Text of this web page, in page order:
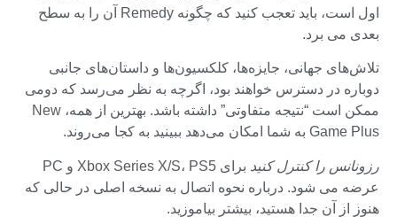
اول است، باید تعجب کنید که چگونه Remedy آن را به سطح
بعدی می برد.
تلاش‌های جهانی، جایزه‌ها، کلکسیون‌ها و داستان‌های جانبی
دوباره در دسترس خواهند بود، اگرچه به نظر می‌رسد که دومی
ممکن است “نتیجه متفاوتی” داشته باشد. بهترین از همه، New
Game Plus به شما امکان می‌دهد ببینید به کجا می‌روند.
رزونانس را کنترل کنید
برای Xbox Series X/S، PS5 و PC
عرضه می شود. درباره نحوه اتصال به نسخه اصلی در حالی که
هنوز از آن جدا هستید، بیشتر بیاموزید.